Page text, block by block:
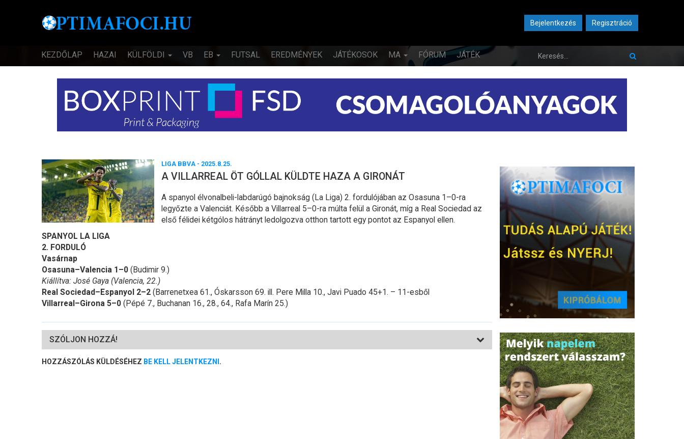
Regisztráció
Bejelentkezés
KEZDŐLAP HAZAI KÜLFÖLDI VB EB FUTSAL EREDMÉNYEK JÁTÉKOSOK MA FÓRUM JÁTÉK
LIGA BBVA - 2025.8.25.
A VILLARREAL ÖT GÓLLAL KÜLDTE HAZA A GIRONÁT
A spanyol élvonalbeli-labdarúgó bajnokság (La Liga) 2. fordulójában az Osasuna 1–0-ra
legyőzte a Valenciát. Később a Villarreal 5–0-ra múlta felül a Gironát, míg a Real Sociedad az
első félidei kétgólos hátrányt ledolgozva otthon tartott egy pontot az Espanyol ellen.
SPANYOL LA LIGA
2. FORDULÓ
Vasárnap
Osasuna–Valencia 1–0 (Budimir 9.)
Kiállítva: José Gaya (Valencia, 22.)
Real Sociedad–Espanyol 2–2 (Barrenetxea 61., Óskarsson 69. ill. Pere Milla 10., Javi Puado 45+1. – 11-esből
Villarreal–Girona 5–0 (Pépé 7., Buchanan 16., 28., 64., Rafa Marín 25.)
SZÓLJON HOZZÁ!
HOZZÁSZÓLÁS KÜLDÉSÉHEZ BE KELL JELENTKEZNI .